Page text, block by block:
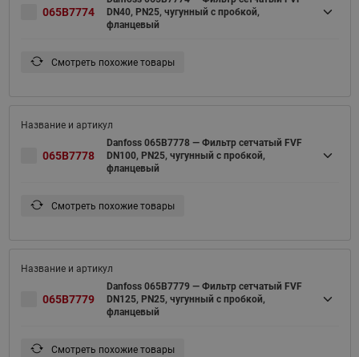
065B7774
DN40, PN25, чугунный с пробкой,
фланцевый
Смотреть похожие товары
065B7778
Danfoss 065B7778 — Фильтр сетчатый FVF
DN100, PN25, чугунный с пробкой,
фланцевый
Смотреть похожие товары
065B7779
Danfoss 065B7779 — Фильтр сетчатый FVF
DN125, PN25, чугунный с пробкой,
фланцевый
Смотреть похожие товары